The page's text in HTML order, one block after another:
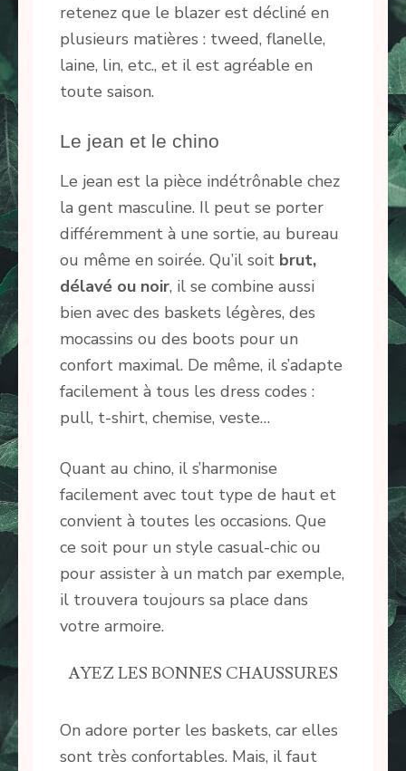
retenez que le blazer est décliné en
plusieurs matières : tweed, flanelle,
laine, lin, etc., et il est agréable en
toute saison.
Le jean et le chino
Le jean est la pièce indétrônable chez
la gent masculine. Il peut se porter
différemment à une sortie, au bureau
ou même en soirée. Qu’il soit brut,
délavé ou noir, il se combine aussi
bien avec des baskets légères, des
mocassins ou des boots pour un
confort maximal. De même, il s’adapte
facilement à tous les dress codes :
pull, t-shirt, chemise, veste…
Quant au chino, il s’harmonise
facilement avec tout type de haut et
convient à toutes les occasions. Que
ce soit pour un style casual-chic ou
pour assister à un match par exemple,
il trouvera toujours sa place dans
votre armoire.
AYEZ LES BONNES CHAUSSURES
On adore porter les baskets, car elles
sont très confortables. Mais, il faut